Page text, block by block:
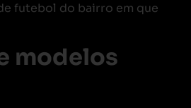
futebol do bairro em que
modelos